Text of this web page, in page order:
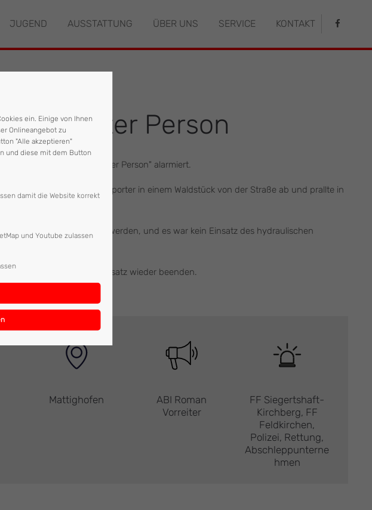
Eintrag "offcanvas-col3" existiert
Der Eintrag "offcanvas-col4" existiert
JUGEND AUSSTATTUNG ÜBER UNS SERVICE KONTAKT
Person
mit eingeklemmter Person" alarmiert.
Ursache ein Kleintransporter in einem Waldstück von der Straße ab und prallte in
dem Fahrzeug befreit werden, und es war kein Einsatz des hydraulischen
einer Stunde den Einsatz wieder beenden.
Mattighofen
ABI Roman
Vorreiter
FF Siegertshaft-
Kirchberg, FF
Feldkirchen,
Polizei, Rettung,
Abschleppunterne
hmen
ein. Einige von Ihnen
Onlineangebot zu
"Alle akzeptieren"
und diese mit dem Button
damit die Website korrekt
und Youtube zulassen